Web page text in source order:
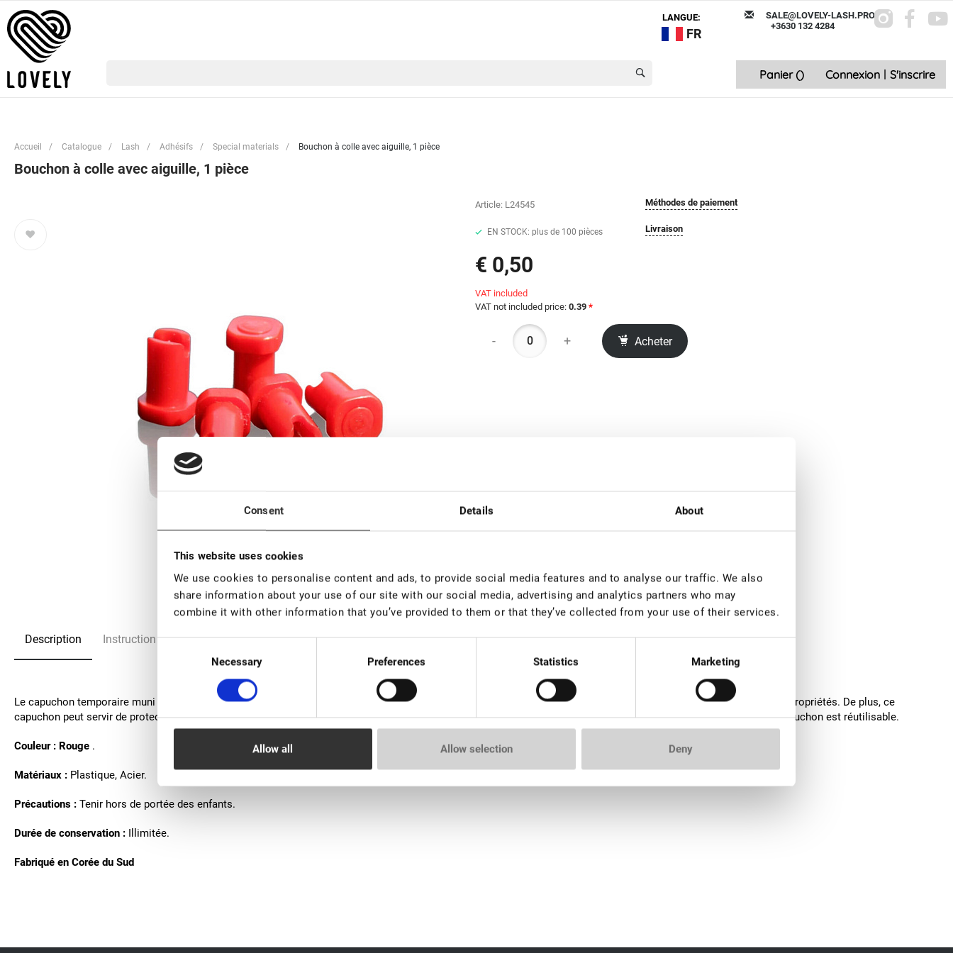
Consent Details About
This website uses cookies
We use cookies to personalise content and ads, to provide social media features and to analyse our traffic. We also
share information about your use of our site with our social media, advertising and analytics partners who may
combine it with other information that you’ve provided to them or that they’ve collected from your use of their services.
Necessary Preferences Statistics Marketing
Deny
Allow selection
Allow all
LANGUE:
FR
SALE@LOVELY-LASH.PRO
+3630 132 4284
Panier () Connexion | S'inscrire
Accueil / Catalogue / Lash / Adhésifs / Special materials / Bouchon à colle avec aiguille, 1 pièce
Bouchon à colle avec aiguille, 1 pièce
Méthodes de paiement
Livraison
Article: L24545
EN STOCK: plus de 100 pièces
€ 0,50
VAT included
VAT not included price: 0.39 *
- + Acheter
Description Instruction FAQ
Le capuchon temporaire muni d'une aiguille protège efficacement l'embout de colle contre le colmatage, ce qui permet à l'adhésif de conserver plus longtemps ses propriétés. De plus, ce
capuchon peut servir de protection pendant l'application, ce qui est très pratique car il évite les manipulations inutiles liées au vissage du capuchon d'origine. Ce capuchon est réutilisable.
Couleur : Rouge .
Matériaux : Plastique, Acier.
Précautions : Tenir hors de portée des enfants.
Durée de conservation : Illimitée.
Fabriqué en Corée du Sud